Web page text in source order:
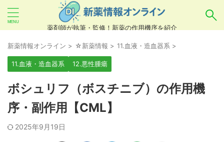
薬剤師が執筆・監修！新薬の作用機序を紹介
あいまい検索（例：ひらがな、誤字）には対応し
ていませんので、製品名・一般名・キーワードな
どを
カタカナでご入力ください。
良い例：テセントリク
新薬情報オンライン > ☆新薬情報 > 11.血液・造血器系 >
11.血液・造血器系 12.悪性腫瘍
ボシュリフ（ボスチニブ）の作用機
序・副作用【CML】
2025年9月19日